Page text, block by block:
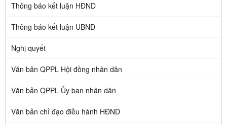
Thông báo kết luận HĐND
Thông báo kết luận UBND
Nghị quyết
Văn bản QPPL Hội đồng nhân dân
Văn bản QPPL Ủy ban nhân dân
Văn bản chỉ đạo điều hành HĐND